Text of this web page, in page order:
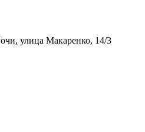
улица Макаренко, 14/3